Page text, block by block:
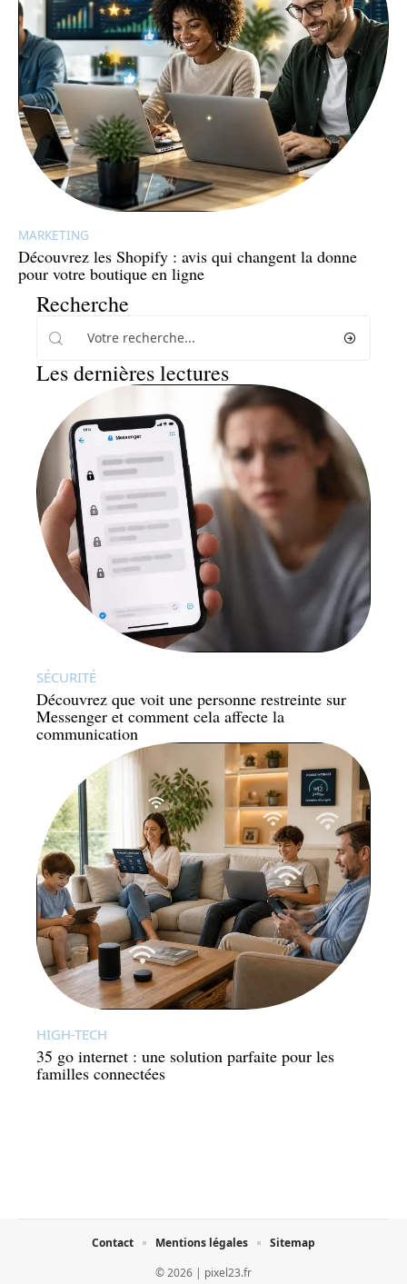
MARKETING
Découvrez les Shopify : avis qui changent la donne
pour votre boutique en ligne
Recherche
Les dernières lectures
SÉCURITÉ
Découvrez que voit une personne restreinte sur
Messenger et comment cela affecte la
communication
HIGH-TECH
35 go internet : une solution parfaite pour les
familles connectées
© 2026 | pixel23.fr
Contact Mentions légales Sitemap